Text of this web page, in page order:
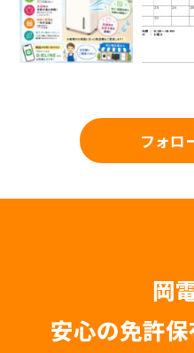
フォロ
岡
安心の免許保